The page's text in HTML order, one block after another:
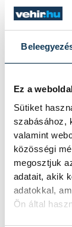
Ez a
Sütiket
szabásához,
valamint
közösségi
megosztjuk
adatait, akik
adatokkal,
Ön által